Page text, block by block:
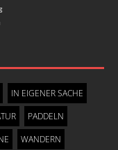
IN EIGENER SACHE
PADDELN
WANDERN